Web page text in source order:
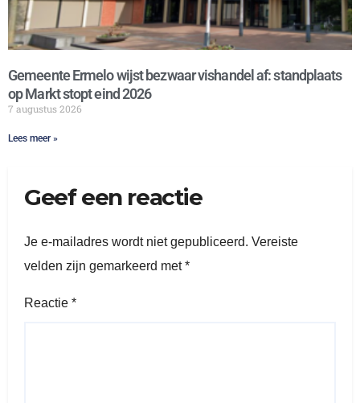
Gemeente Ermelo wijst bezwaar vishandel af: standplaats
op Markt stopt eind 2026
7 augustus 2026
Lees meer »
Geef een reactie
Je e-mailadres wordt niet gepubliceerd. Vereiste
velden zijn gemarkeerd met*
Reactie *